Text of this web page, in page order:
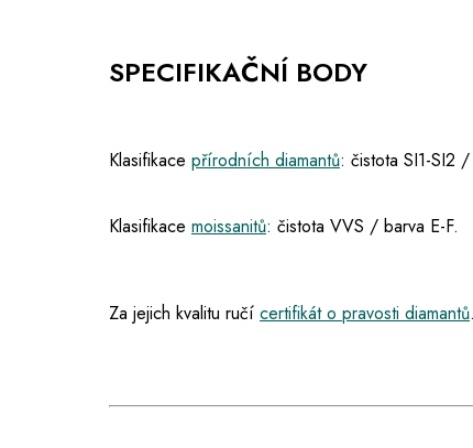
SPECIFIKAČNÍ BODY
Klasifikace přírodních diamantů: čistota SI1-SI2
Klasifikace moissanitů: čistota VVS / barva E-F.
Za jejich kvalitu ručí certifikát o pravosti diamantů